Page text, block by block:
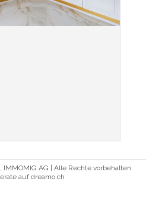
AG | Alle Rechte vorbehalten
auf dreamo.ch